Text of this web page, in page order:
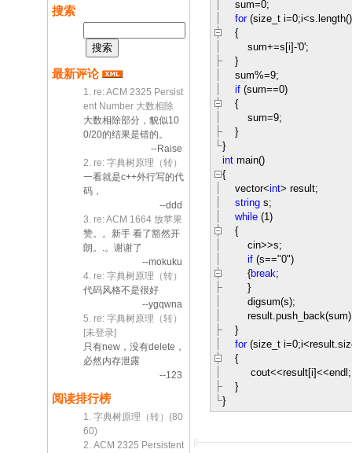
搜索
最新评论
1. re: ACM 2325 Persist
ent Number 大数相除
大数相除部分，貌似10
0/20的结果是错的。
--Raise
2. re: 字典树原理（转）
一看就是c++外行写的代
码，
--ddd
3. re: ACM 1664 放苹果
赞。。新手 看了豁然开
朗。.。谢谢了
--mokuku
4. re: 字典树原理（转）
代码风格不是很好
--ygqwna
5. re: 字典树原理（转）
[未登录]
只有new，没有delete，
必然内存泄露
--123
阅读排行榜
1. 字典树原理（转）(80
60)
2. ACM 2325 Persistent
sum=0;
for(size_t i=0;i<
{
sum+=s[i]-'0';
}
sum%=9;
if (sum==0)
{
sum=9;
}
}
int main()
{
vector<int> result;
string s;
while (1)
{
cin>>s;
if (s=="0")
{break;
}
digsum(s);
}
for(size_t i=0;i<
{
cout<<result[i]<<endl;
}
}